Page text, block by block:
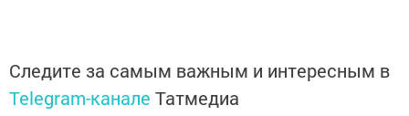
Следите за самым важным и интересным в
Telegram-канале Татмедиа